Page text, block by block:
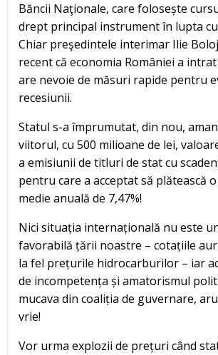
Băncii Naţionale, care folosește
drept principal instrument în lupta
Chiar preşedintele interimar Ilie
recent că economia României a
are nevoie de măsuri rapide pentru
recesiunii.
Statul s-a împrumutat, din nou,
viitorul, cu 500 milioane de lei,
a emisiunii de titluri de stat cu
pentru care a acceptat să plătească
medie anuală de 7,47%!
Nici situația internațională nu este
favorabilă țării noastre – cotațiile
la fel prețurile hidrocarburilor – iar
de incompetența și amatorismul
mucava din coaliția de guvernare,
vrie!
Vor urma explozii de prețuri când